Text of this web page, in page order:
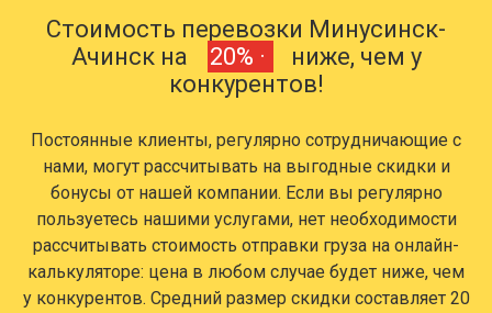
Стоимость перевозки Минусинск-
Ачинск на
20% ·
ниже, чем у
конкурентов!
Постоянные клиенты, регулярно сотрудничающие с
нами, могут рассчитывать на выгодные скидки и
бонусы от нашей компании. Если вы регулярно
пользуетесь нашими услугами, нет необходимости
рассчитывать стоимость отправки груза на онлайн-
калькуляторе: цена в любом случае будет ниже, чем
у конкурентов. Средний размер скидки составляет 20